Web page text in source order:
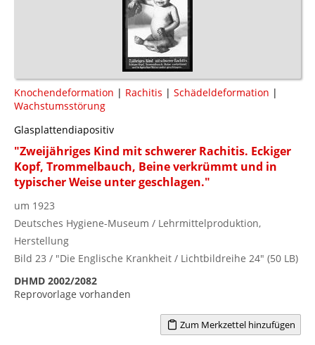
Knochendeformation | Rachitis | Schädeldeformation |
Wachstumsstörung
Glasplattendiapositiv
"Zweijähriges Kind mit schwerer Rachitis. Eckiger
Kopf, Trommelbauch, Beine verkrümmt und in
typischer Weise unter geschlagen."
um 1923
Deutsches Hygiene-Museum / Lehrmittelproduktion,
Herstellung
Bild 23 / "Die Englische Krankheit / Lichtbildreihe 24" (50 LB)
DHMD 2002/2082
Reprovorlage vorhanden
Zum Merkzettel hinzufügen